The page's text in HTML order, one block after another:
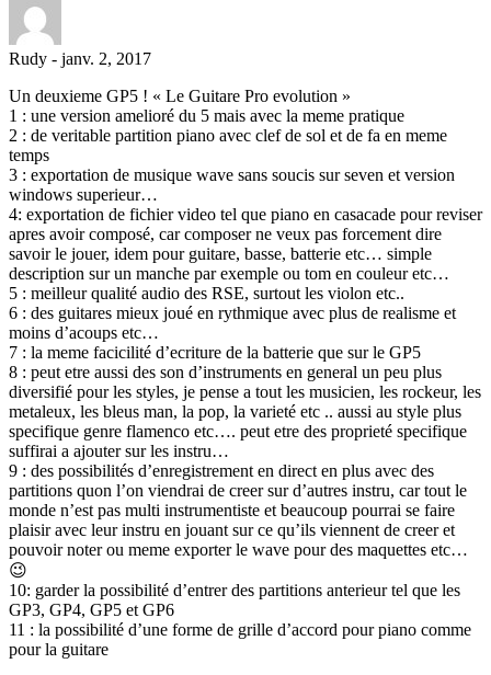
Rudy - janv. 2, 2017
Un deuxieme GP5 ! « Le Guitare Pro evolution »
1 : une version amelioré du 5 mais avec la meme pratique
2 : de veritable partition piano avec clef de sol et de fa en meme
temps
3 : exportation de musique wave sans soucis sur seven et version
windows superieur…
4: exportation de fichier video tel que piano en casacade pour reviser
apres avoir composé, car composer ne veux pas forcement dire
savoir le jouer, idem pour guitare, basse, batterie etc… simple
description sur un manche par exemple ou tom en couleur etc…
5 : meilleur qualité audio des RSE, surtout les violon etc..
6 : des guitares mieux joué en rythmique avec plus de realisme et
moins d’acoups etc…
7 : la meme facicilité d’ecriture de la batterie que sur le GP5
8 : peut etre aussi des son d’instruments en general un peu plus
diversifié pour les styles, je pense a tout les musicien, les rockeur, les
metaleux, les bleus man, la pop, la varieté etc .. aussi au style plus
specifique genre flamenco etc…. peut etre des proprieté specifique
suffirai a ajouter sur les instru…
9 : des possibilités d’enregistrement en direct en plus avec des
partitions quon l’on viendrai de creer sur d’autres instru, car tout le
monde n’est pas multi instrumentiste et beaucoup pourrai se faire
plaisir avec leur instru en jouant sur ce qu’ils viennent de creer et
pouvoir noter ou meme exporter le wave pour des maquettes etc…
😉
10: garder la possibilité d’entrer des partitions anterieur tel que les
GP3, GP4, GP5 et GP6
11 : la possibilité d’une forme de grille d’accord pour piano comme
pour la guitare